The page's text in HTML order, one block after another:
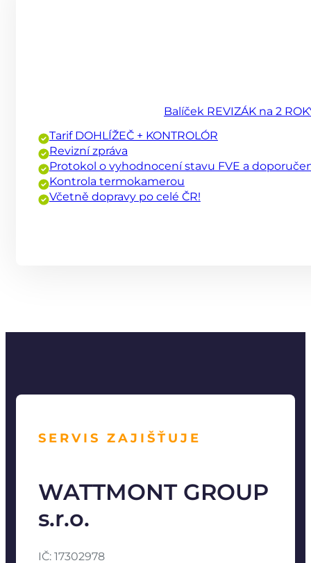
Balíček REVIZÁK na 2
Tarif DOHLÍŽEČ + KONTROLÓR
Revizní zpráva
Protokol o vyhodnocení stavu FVE a
Kontrola termokamerou
Včetně dopravy po celé ČR!
SERVIS ZAJIŠŤUJE
WATTMONT GROUP
s.r.o.
IČ: 17302978